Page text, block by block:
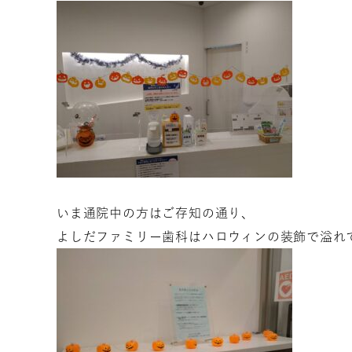
いま通院中の方はご存知の通り、
よしだファミリー歯科はハロウィンの装飾で溢れ